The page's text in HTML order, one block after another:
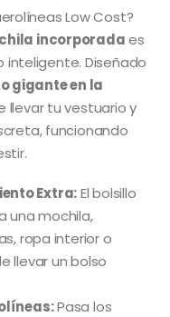
Low Cost?
incorporadaes
inteligente. Diseñado
gigante en la
llevar tu vestuario y
funcionando
Extra:El bolsillo
una mochila,
ropa interior o
llevar un bolso
Pasa los